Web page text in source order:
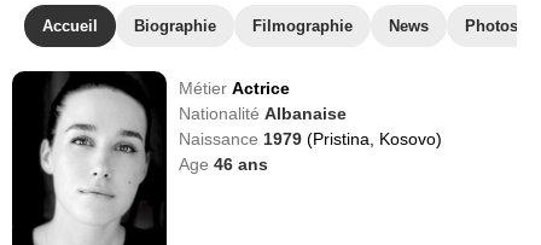
Accueil Biographie Filmographie News Photos
MétierActrice
NationalitéAlbanaise
Naissance 1979(Pristina, Kosovo)
Age46 ans